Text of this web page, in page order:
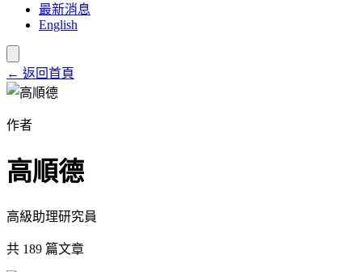
最新消息
English
← 返回首頁
作者
高順德
高級助理研究員
共 189 篇文章